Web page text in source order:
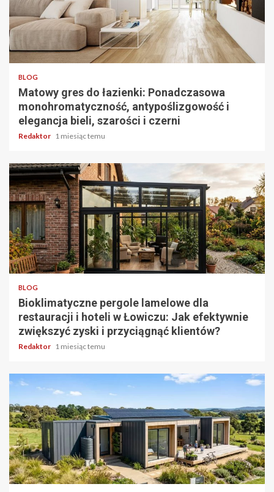
4 min odczytu
BLOG
Matowy gres do łazienki: Ponadczasowa
monohromatyczność, antypoślizgowość i
elegancja bieli, szarości i czerni
Redaktor 1 miesiąc temu
4 min odczytu
BLOG
Bioklimatyczne pergole lamelowe dla
restauracji i hoteli w Łowiczu: Jak efektywnie
zwiększyć zyski i przyciągnąć klientów?
Redaktor 1 miesiąc temu
5 min odczytu